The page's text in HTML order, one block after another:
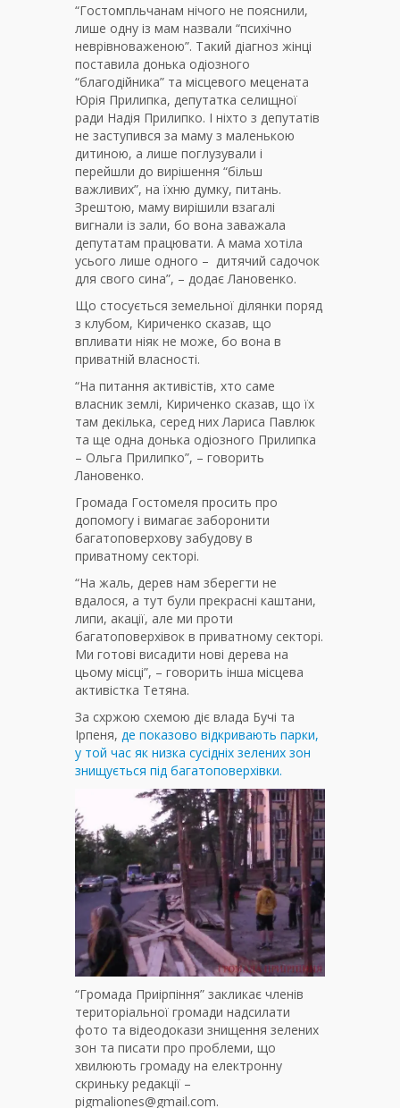
“Гостомпльчанам нічого не пояснили,
лише одну із мам назвали “психічно
неврівноваженою”. Такий діагноз жінці
поставила донька одіозного
“благодійника” та місцевого мецената
Юрія Прилипка, депутатка селищної
ради Надія Прилипко. І ніхто з депутатів
не заступився за маму з маленькою
дитиною, а лише поглузували і
перейшли до вирішення “більш
важливих”, на їхню думку, питань.
Зрештою, маму вирішили взагалі
вигнали із зали, бо вона заважала
депутатам працювати. А мама хотіла
усього лише одного – дитячий садочок
для свого сина”, – додає Лановенко.
Що стосується земельної ділянки поряд
з клубом, Кириченко сказав, що
впливати ніяк не може, бо вона в
приватній власності.
“На питання активістів, хто саме
власник землі, Кириченко сказав, що їх
там декілька, серед них Лариса Павлюк
та ще одна донька одіозного Прилипка
– Ольга Прилипко”, – говорить
Лановенко.
Громада Гостомеля просить про
допомогу і вимагає заборонити
багатоповерхову забудову в
приватному секторі.
“На жаль, дерев нам зберегти не
вдалося, а тут були прекрасні каштани,
липи, акації, але ми проти
багатоповерхівок в приватному секторі.
Ми готові висадити нові дерева на
цьому місці”, – говорить інша місцева
активістка Тетяна.
За схржою схемою діє влада Бучі та
Ірпеня, де показово відкривають парки,
у той час як низка сусідніх зелених зон
знищується під багатоповерхівки.
“Громада Приірпіння” закликає членів
територіальної громади надсилати
фото та відеодокази знищення зелених
зон та писати про проблеми, що
хвилюють громаду на електронну
скриньку редакції –
pigmaliones@gmail.com.